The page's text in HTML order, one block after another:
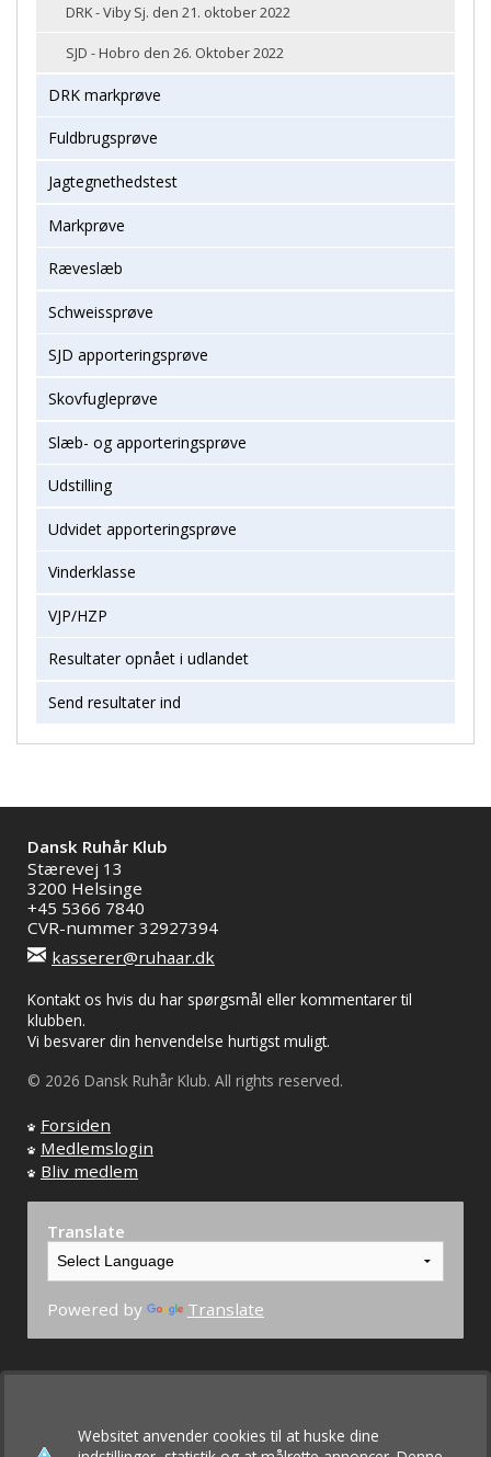
DRK - Viby Sj. den 21. oktober 2022
SJD - Hobro den 26. Oktober 2022
DRK markprøve
Fuldbrugsprøve
Jagtegnethedstest
Markprøve
Ræveslæb
Schweissprøve
SJD apporteringsprøve
Skovfugleprøve
Slæb- og apporteringsprøve
Udstilling
Udvidet apporteringsprøve
Vinderklasse
VJP/HZP
Resultater opnået i udlandet
Send resultater ind
Dansk Ruhår Klub
Stærevej 13
3200 Helsinge
+45 5366 7840
CVR-nummer 32927394
kasserer@ruhaar.dk
Kontakt os hvis du har spørgsmål eller kommentarer til
klubben.
Vi besvarer din henvendelse hurtigst muligt.
© 2026 Dansk Ruhår Klub. All rights reserved.
Forsiden
Medlemslogin
Bliv medlem
Translate
Powered by Translate
Websitet anvender cookies til at huske dine